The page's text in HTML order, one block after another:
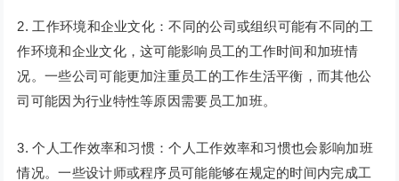
2. 工作环境和企业文化：不同的公司或组织可能有不同的工
作环境和企业文化，这可能影响员工的工作时间和加班情
况。一些公司可能更加注重员工的工作生活平衡，而其他公
司可能因为行业特性等原因需要员工加班。
3. 个人工作效率和习惯：个人工作效率和习惯也会影响加班
情况。一些设计师或程序员可能能够在规定的时间内完成工